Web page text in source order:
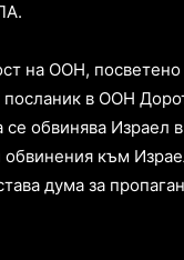
на ООН,
посланик в ООН
обвинява Израел в
към
дума за